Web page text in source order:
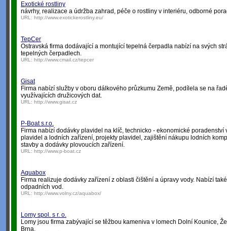
Exotické rostliny
návrhy, realizace a údržba zahrad, péče o rostliny v interiéru, odborné
URL: http://www.exotickerostliny.eu/
TepCer
Ostravská firma dodávající a montující tepelná čerpadla nabízí na svých
tepelných čerpadlech.
URL: http://www.cmail.cz/tepcer
Gisat
Firma nabízí služby v oboru dálkového průzkumu Země, podílela se na
využívajících družicových dat.
URL: http://www.gisat.cz
P-Boat s.r.o.
Firma nabízí dodávky plavidel na klíč, technicko - ekonomické poradenství
plavidel a lodních zařízení, projekty plavidel, zajištění nákupu lodních
stavby a dodávky plovoucích zařízení.
URL: http://www.p-boat.cz
Aquabox
Firma realizuje dodávky zařízení z oblasti čištění a úpravy vody. Nabízí
odpadních vod.
URL: http://www.volny.cz/aquabox/
Lomy spol. s r. o.
Lomy jsou firma zabývající se těžbou kameniva v lomech Dolní Kounice,
Brna.